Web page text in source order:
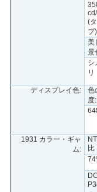
(
プ)
美
景
シ
リ
ディスプレイ色:
色
度:
1931 カラー・ギャ
ム:
比